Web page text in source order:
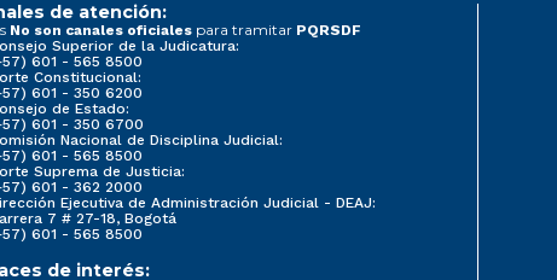
de atención:
No son canales oficiales para tramitar PQRSDF
Superior de la Judicatura:
601 - 565 8500
Constitucional:
601 - 350 6200
de Estado:
601 - 350 6700
Nacional de Disciplina Judicial:
601 - 565 8500
Suprema de Justicia:
601 - 362 2000
Ejecutiva de Administración Judicial - DEAJ:
7 # 27-18, Bogotá
601 - 565 8500
de interés: